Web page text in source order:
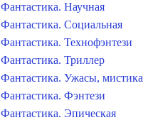
Фантастика. Научная
Фантастика. Социальная
Фантастика. Технофэнтези
Фантастика. Триллер
Фантастика. Ужасы, мистика
Фантастика. Фэнтези
Фантастика. Эпическая